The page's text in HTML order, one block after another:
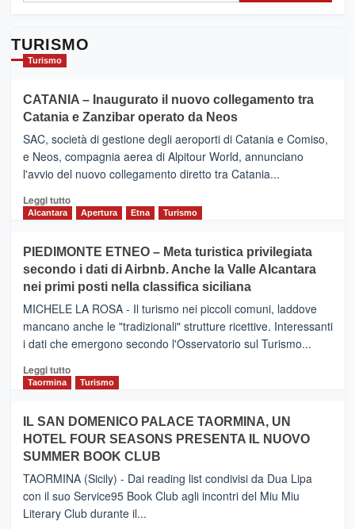
TURISMO
Turismo
CATANIA – Inaugurato il nuovo collegamento tra
Catania e Zanzibar operato da Neos
SAC, società di gestione degli aeroporti di Catania e Comiso,
e Neos, compagnia aerea di Alpitour World, annunciano
l'avvio del nuovo collegamento diretto tra Catania...
Leggi tuttoLeggi
CATANIA
–
Inaugurato
il
nuovo
collegamento
tra
e
Zanzibar
da
Neos
Alcantara Apertura Etna Turismo
PIEDIMONTE ETNEO – Meta turistica privilegiata
secondo i dati di Airbnb. Anche la Valle Alcantara
nei primi posti nella classifica siciliana
MICHELE LA ROSA - Il turismo nei piccoli comuni, laddove
mancano anche le "tradizionali" strutture ricettive. Interessanti
i dati che emergono secondo l'Osservatorio sul Turismo...
Leggi tuttoLeggi
PIEDIMONTE
ETNEO
–
Meta
turistica
privilegiata
secondo
Taormina Turismo
IL SAN DOMENICO PALACE TAORMINA, UN
HOTEL FOUR SEASONS PRESENTA IL NUOVO
SUMMER BOOK CLUB
TAORMINA (Sicily) - Dai reading list condivisi da Dua Lipa
con il suo Service95 Book Club agli incontri del Miu Miu
Literary Club durante il...